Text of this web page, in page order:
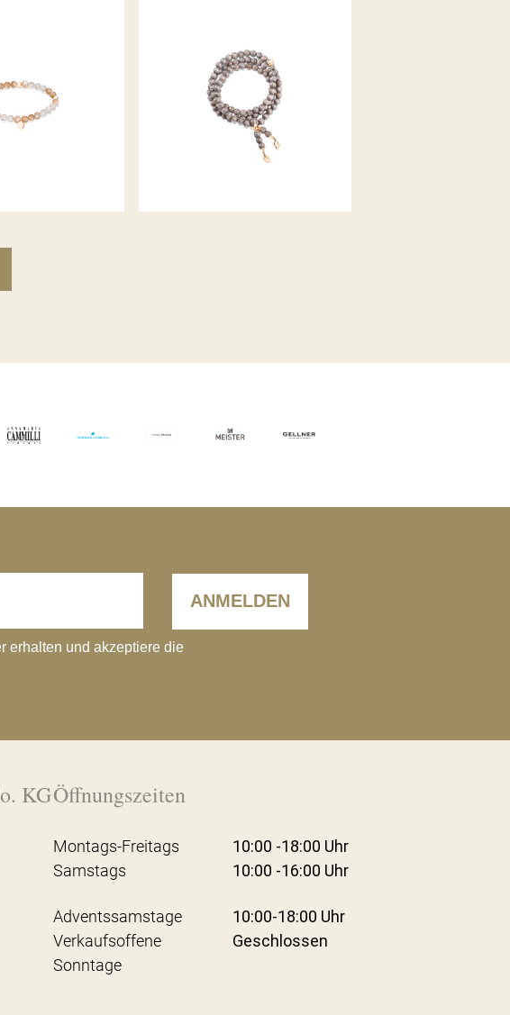
INDIA ARMBAND GREYWOOD
ANMELDEN
erhalten und akzeptiere die
KGÖffnungszeiten
Montags-Freitags
10:00 -18:00 Uhr
Samstags
10:00 -16:00 Uhr
Adventssamstage
10:00-18:00 Uhr
Verkaufsoffene
Sonntage
Geschlossen